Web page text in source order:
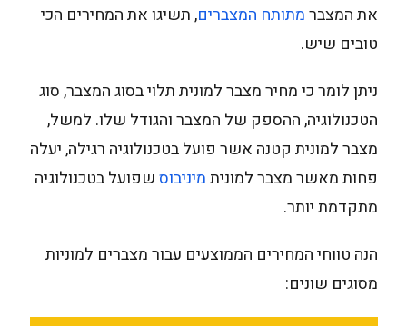
את המצברמתותח המצברים, תשיגו את המחירים הכי
טובים שיש.
ניתן לומר כי מחיר מצבר למונית תלוי בסוג המצבר, סוג
הטכנולוגיה, ההספק של המצבר והגודל שלו. למשל,
מצבר למונית קטנה אשר פועל בטכנולוגיה רגילה, יעלה
פחות מאשר מצבר למוניתמיניבוסשפועל בטכנולוגיה
מתקדמת יותר.
הנה טווחי המחירים הממוצעים עבור מצברים למוניות
מסוגים שונים: